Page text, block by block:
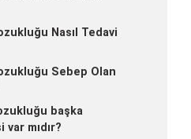
Nasıl Tedavi
Sebep Olan
başka
mıdır?